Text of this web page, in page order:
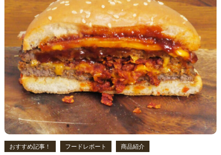
おすすめ記事！ フードレポート 商品紹介